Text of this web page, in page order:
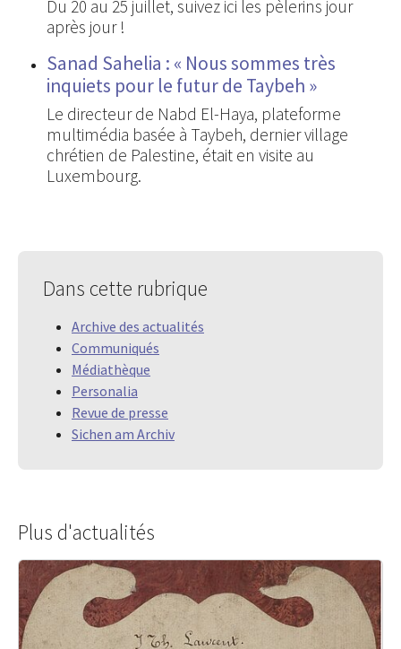
Du 20 au 25 juillet, suivez ici les pèlerins jour
après jour !
Sanad Sahelia : « Nous sommes très
inquiets pour le futur de Taybeh »
Le directeur de Nabd El-Haya, plateforme
multimédia basée à Taybeh, dernier village
chrétien de Palestine, était en visite au
Luxembourg.
Dans cette rubrique
Archive des actualités
Communiqués
Médiathèque
Personalia
Revue de presse
Sichen am Archiv
Plus d'actualités